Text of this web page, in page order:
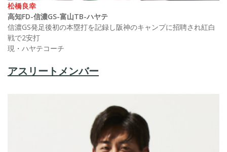
松橋良幸
高知FD-信濃GS-富山TB-ハヤテ
信濃GS発足後初の本塁打を記録し阪神のキャンプに招聘され紅白
戦で2安打
現・ハヤテコーチ
アスリートメンバー